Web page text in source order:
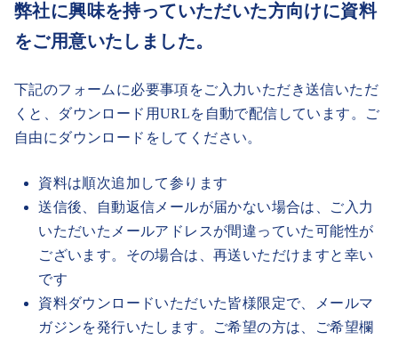
弊社に興味を持っていただいた方向けに資料
をご用意いたしました。
下記のフォームに必要事項をご入力いただき送信いただ
くと、ダウンロード用URLを自動で配信しています。ご
自由にダウンロードをしてください。
資料は順次追加して参ります
送信後、自動返信メールが届かない場合は、ご入力
いただいたメールアドレスが間違っていた可能性が
ございます。その場合は、再送いただけますと幸い
です
資料ダウンロードいただいた皆様限定で、メールマ
ガジンを発行いたします。ご希望の方は、ご希望欄